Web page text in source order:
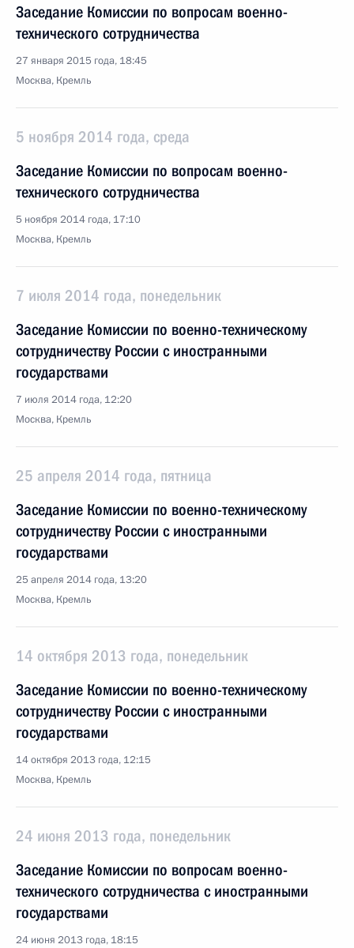
Заседание Комиссии по вопросам военно-
технического сотрудничества
27 января 2015 года, 18:45
Москва, Кремль
5 ноября 2014 года, среда
Заседание Комиссии по вопросам военно-
технического сотрудничества
5 ноября 2014 года, 17:10
Москва, Кремль
7 июля 2014 года, понедельник
Заседание Комиссии по военно-техническому
сотрудничеству России с иностранными
государствами
7 июля 2014 года, 12:20
Москва, Кремль
25 апреля 2014 года, пятница
Заседание Комиссии по военно-техническому
сотрудничеству России с иностранными
государствами
25 апреля 2014 года, 13:20
Москва, Кремль
14 октября 2013 года, понедельник
Заседание Комиссии по военно-техническому
сотрудничеству России с иностранными
государствами
14 октября 2013 года, 12:15
Москва, Кремль
24 июня 2013 года, понедельник
Заседание Комиссии по вопросам военно-
технического сотрудничества с иностранными
государствами
24 июня 2013 года, 18:15